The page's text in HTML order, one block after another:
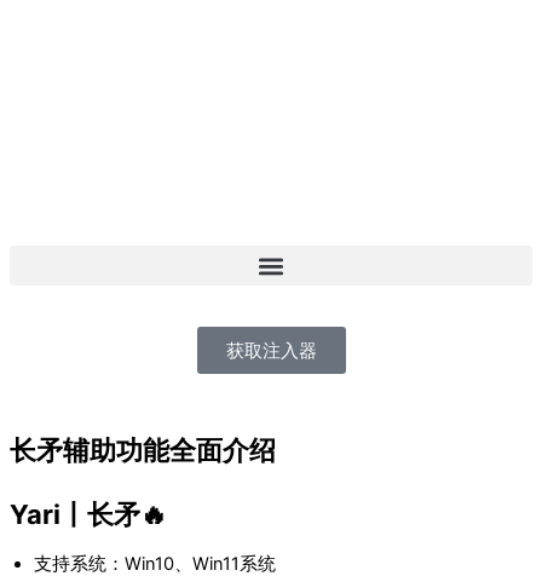
获取注入器
长矛辅助功能全面介绍
Yari丨长矛🔥
支持系统：Win10、Win11系统